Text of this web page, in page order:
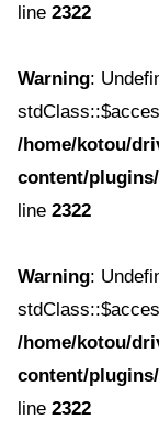
line 2322
Warning: Undefined property:
/home/kotou/
content/
line 2322
Warning: Undefined property:
/home/kotou/
content/
line 2322